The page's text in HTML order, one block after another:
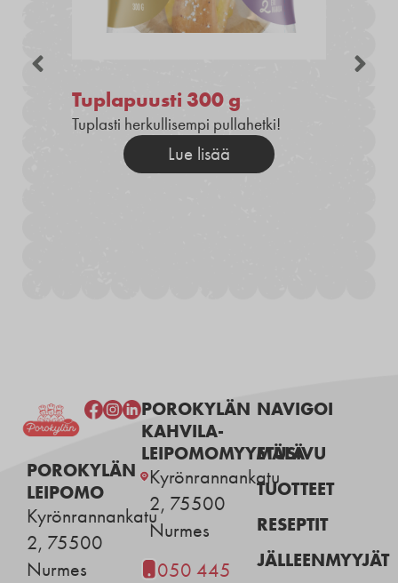
Tuplapuusti 300 g
Tuplasti herkullisempi pullahetki!
Lue lisää
POROKYLÄN
LEIPOMO
Kyrönrannankatu
2, 75500
Nurmes
POROKYLÄN
KAHVILA-
LEIPOMOMYYMÄLÄ
Kyrönrannankatu
2, 75500
Nurmes
050 445
NAVIGOI
ETUSIVU
TUOTTEET
RESEPTIT
JÄLLEENMYYJÄT